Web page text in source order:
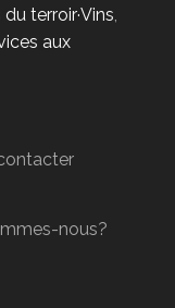
terroir·Vins,
aux
nous?